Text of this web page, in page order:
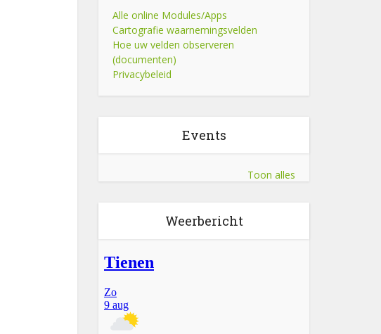
Alle online Modules/Apps
Cartografie waarnemingsvelden
Hoe uw velden observeren
(documenten)
Privacybeleid
Events
Toon alles
Weerbericht